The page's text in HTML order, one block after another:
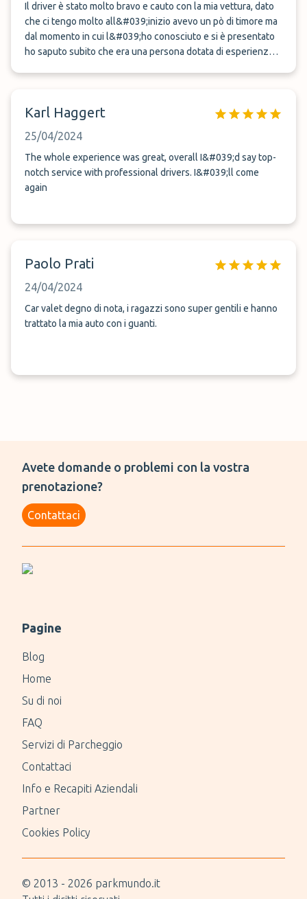
Il driver è stato molto bravo e cauto con la mia vettura, dato
che ci tengo molto all&#039;inizio avevo un pò di timore ma
dal momento in cui l&#039;ho conosciuto e si è presentato
ho saputo subito che era una persona dotata di esperienza.
Karl Haggert
25/04/2024
The whole experience was great, overall I&#039;d say top-
notch service with professional drivers. I&#039;ll come
again
Paolo Prati
24/04/2024
Car valet degno di nota, i ragazzi sono super gentili e hanno
trattato la mia auto con i guanti.
Avete domande o problemi con la vostra
prenotazione?
Contattaci
Pagine
Blog
Home
Su di noi
FAQ
Servizi di Parcheggio
Contattaci
Info e Recapiti Aziendali
Partner
Cookies Policy
© 2013 - 2026 parkmundo.it